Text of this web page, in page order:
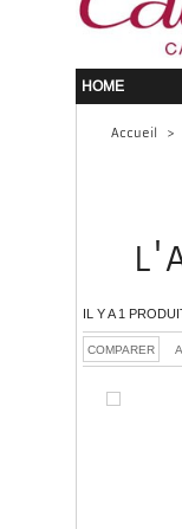
HOME
Accueil >
IL Y A 1